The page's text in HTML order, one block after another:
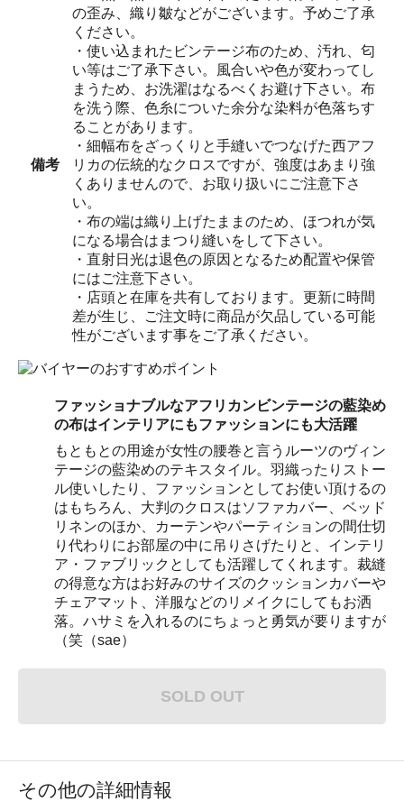
備考
の歪み、織り皺などがございます。予めご了承
ください。
・使い込まれたビンテージ布のため、汚れ、匂
い等はご了承下さい。風合いや色が変わってし
まうため、お洗濯はなるべくお避け下さい。布
を洗う際、色糸についた余分な染料が色落ちす
ることがあります。
・細幅布をざっくりと手縫いでつなげた西アフ
リカの伝統的なクロスですが、強度はあまり強
くありませんので、お取り扱いにご注意下さ
い。
・布の端は織り上げたままのため、ほつれが気
になる場合はまつり縫いをして下さい。
・直射日光は退色の原因となるため配置や保管
にはご注意下さい。
・店頭と在庫を共有しております。更新に時間
差が生じ、ご注文時に商品が欠品している可能
性がございます事をご了承ください。
ファッショナブルなアフリカンビンテージの藍染め
の布はインテリアにもファッションにも大活躍
もともとの用途が女性の腰巻と言うルーツのヴィン
テージの藍染めのテキスタイル。羽織ったりストー
ル使いしたり、ファッションとしてお使い頂けるの
はもちろん、大判のクロスはソファカバー、ベッド
リネンのほか、カーテンやパーティションの間仕切
り代わりにお部屋の中に吊りさげたりと、インテリ
ア・ファブリックとしても活躍してくれます。裁縫
の得意な方はお好みのサイズのクッションカバーや
チェアマット、洋服などのリメイクにしてもお洒
落。ハサミを入れるのにちょっと勇気が要りますが
（笑（sae）
SOLD OUT
その他の詳細情報